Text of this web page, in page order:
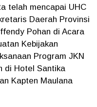
telah mencapai UHC
Daerah Provinsi
Pohan di Acara
Kebijakan
Program JKN
di Hotel Santika
Kapten Maulana